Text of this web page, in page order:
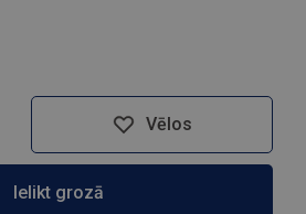
Vēlos
Ielikt grozā